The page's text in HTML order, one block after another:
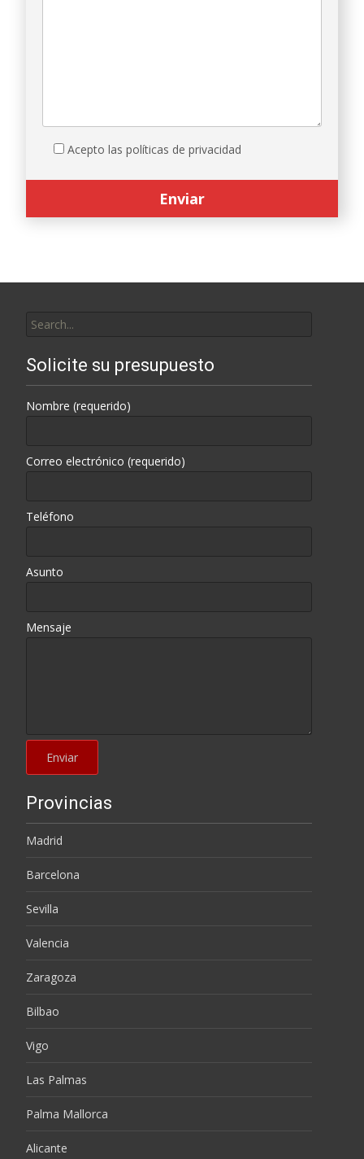
Acepto las políticas de privacidad
for:
Solicite su presupuesto
Nombre (requerido)
Correo electrónico (requerido)
Teléfono
Asunto
Mensaje
Provincias
Madrid
Barcelona
Sevilla
Valencia
Zaragoza
Bilbao
Vigo
Las Palmas
Palma Mallorca
Alicante